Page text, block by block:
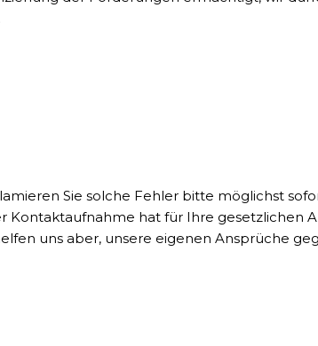
Sie solche Fehler bitte möglichst
Kontaktaufnahme hat für Ihre gesetzlichen
uns aber, unsere eigenen Ansprüche